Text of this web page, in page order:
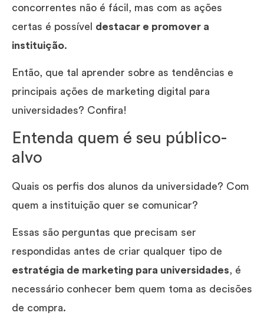
concorrentes não é fácil, mas com as ações
certas é possível destacar e promover a
instituição.
Então, que tal aprender sobre as tendências e
principais ações de marketing digital para
universidades? Confira!
Entenda quem é seu público-
alvo
Quais os perfis dos alunos da universidade? Com
quem a instituição quer se comunicar?
Essas são perguntas que precisam ser
respondidas antes de criar qualquer tipo de
estratégia de marketing para universidades, é
necessário conhecer bem quem toma as decisões
de compra.